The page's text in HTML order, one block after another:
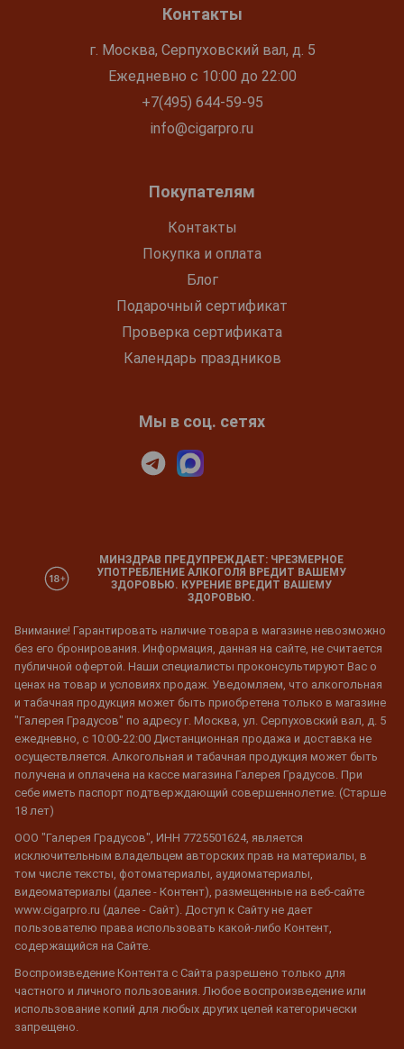
Контакты
г. Москва, Серпуховский вал, д. 5
Ежедневно с 10:00 до 22:00
+7(495) 644-59-95
info@cigarpro.ru
Покупателям
Контакты
Покупка и оплата
Блог
Подарочный сертификат
Проверка сертификата
Календарь праздников
Мы в соц. сетях
МИНЗДРАВ ПРЕДУПРЕЖДАЕТ: ЧРЕЗМЕРНОЕ
УПОТРЕБЛЕНИЕ АЛКОГОЛЯ ВРЕДИТ ВАШЕМУ
ЗДОРОВЬЮ. КУРЕНИЕ ВРЕДИТ ВАШЕМУ
ЗДОРОВЬЮ.
Внимание! Гарантировать наличие товара в магазине невозможно
без его бронирования. Информация, данная на сайте, не считается
публичной офертой. Наши специалисты проконсультируют Вас о
ценах на товар и условиях продаж. Уведомляем, что алкогольная
и табачная продукция может быть приобретена только в магазине
"Галерея Градусов" по адресу г. Москва, ул. Серпуховский вал, д. 5
ежедневно, с 10:00-22:00 Дистанционная продажа и доставка не
осуществляется. Алкогольная и табачная продукция может быть
получена и оплачена на кассе магазина Галерея Градусов. При
себе иметь паспорт подтверждающий совершеннолетие. (Старше
18 лет)
ООО "Галерея Градусов", ИНН 7725501624, является
исключительным владельцем авторских прав на материалы, в
том числе тексты, фотоматериалы, аудиоматериалы,
видеоматериалы (далее - Контент), размещенные на веб-сайте
www.cigarpro.ru (далее - Сайт). Доступ к Сайту не дает
пользователю права использовать какой-либо Контент,
содержащийся на Сайте.
Воспроизведение Контента с Сайта разрешено только для
частного и личного пользования. Любое воспроизведение или
использование копий для любых других целей категорически
запрещено.